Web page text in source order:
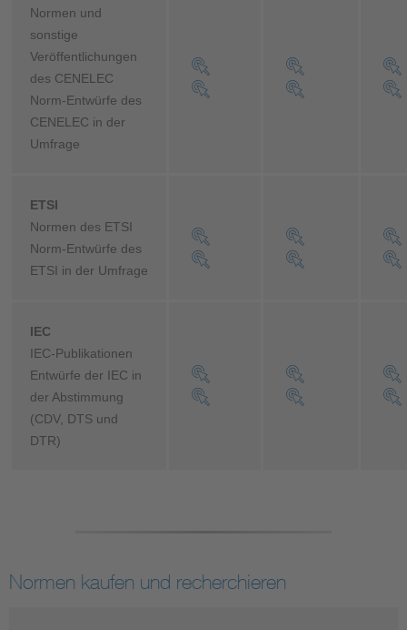
Normen und
sonstige
Veröffentlichungen
des CENELEC
Norm-Entwürfe des
CENELEC in der
Umfrage
ETSI
Normen des ETSI
Norm-Entwürfe des
ETSI in der Umfrage
IEC
IEC-Publikationen
Entwürfe der IEC in
der Abstimmung
(CDV, DTS und
DTR)
Normen kaufen und recherchieren